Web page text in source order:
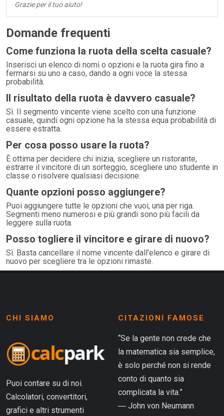
Grazie per il tuo aiuto!
Domande frequenti
Come funziona la ruota della scelta casuale?
Inserisci un elenco di nomi o opzioni e la ruota gira fino a
fermarsi su uno a caso, dando a ogni voce la stessa
probabilità.
Il risultato della ruota è davvero casuale?
Sì. Il segmento vincente viene scelto con una funzione
casuale, quindi ogni opzione ha la stessa equa probabilità di
essere estratta.
Per cosa posso usare la ruota?
È ottima per decidere chi inizia, scegliere un ristorante,
estrarre il vincitore di un sorteggio, scegliere uno studente in
classe o risolvere qualsiasi decisione.
Quante opzioni posso aggiungere?
Puoi aggiungere tutte le opzioni che vuoi, una per riga.
Segmenti meno numerosi e più grandi sono più facili da
leggere sulla ruota.
Posso togliere il vincitore e girare di nuovo?
Sì. Basta cancellare il nome vincente dall'elenco e girare di
nuovo per scegliere tra le opzioni rimaste.
CHI SIAMO
Puoi contare su di noi.
Calcolatori, convertitori,
grafici e altri strumenti
CITAZIONI FAMOSE
“Se la gente non crede che
la matematica sia semplice,
è solo perché non si rende
conto di quanto sia
complicata la vita.”
― John von Neumann